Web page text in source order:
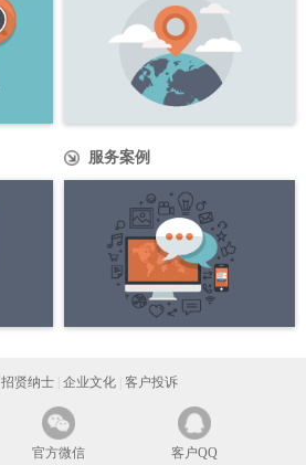
服务案例
招贤纳士 企业文化 客户投诉
官方微信 客户QQ